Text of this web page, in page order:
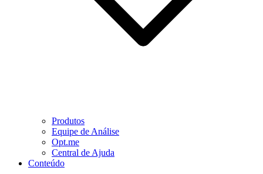
Produtos
Equipe de Análise
Opt.me
Central de Ajuda
Conteúdo